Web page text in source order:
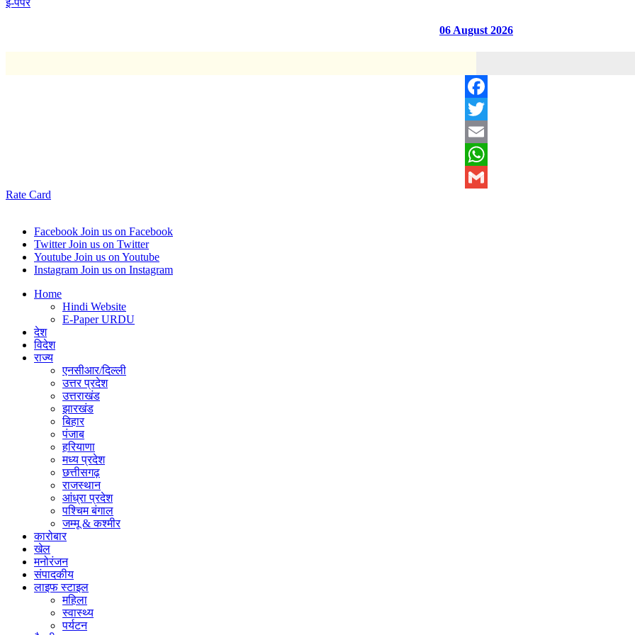
06 August 2026
Facebook
Twitter
Email
WhatsApp
Rate Card
Facebook Join us on Facebook
Twitter Join us on Twitter
Youtube Join us on Youtube
Instagram Join us on Instagram
Home
Hindi Website
E-Paper URDU
देश
विदेश
राज्य
एनसीआर/दिल्ली
उत्तर प्रदेश
उत्तराखंड
झारखंड
बिहार
पंजाब
हरियाणा
मध्य प्रदेश
छत्तीसगढ़
राजस्थान
आंध्रा प्रदेश
पश्चिम बंगाल
जम्मू & कश्मीर
कारोबार
खेल
मनोरंजन
संपादकीय
लाइफ स्टाइल
महिला
स्वास्थ्य
पर्यटन